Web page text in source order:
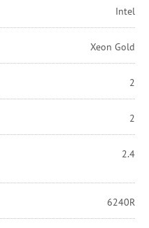
Intel
Xeon Gold
2
2
2.4
6240R